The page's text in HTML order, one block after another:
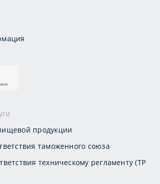
продукции
таможенного союза
техническому регламенту (ТР